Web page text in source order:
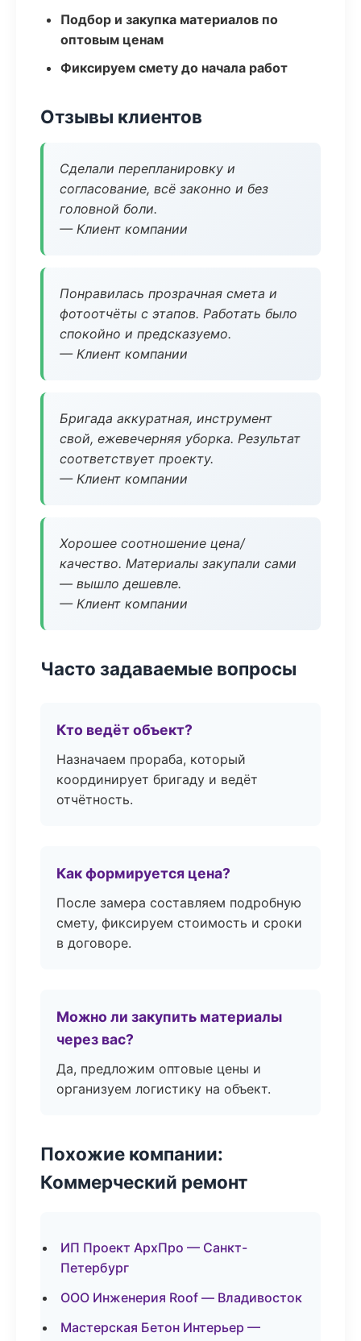
Подбор и закупка материалов по
оптовым ценам
Фиксируем смету до начала работ
Отзывы клиентов
Сделали перепланировку и
согласование, всё законно и без
головной боли.
— Клиент компании
Понравилась прозрачная смета и
фотоотчёты с этапов. Работать было
спокойно и предсказуемо.
— Клиент компании
Бригада аккуратная, инструмент
свой, ежевечерняя уборка. Результат
соответствует проекту.
— Клиент компании
Хорошее соотношение цена/
качество. Материалы закупали сами
— вышло дешевле.
— Клиент компании
Часто задаваемые вопросы
Кто ведёт объект?
Назначаем прораба, который
координирует бригаду и ведёт
отчётность.
Как формируется цена?
После замера составляем подробную
смету, фиксируем стоимость и сроки
в договоре.
Можно ли закупить материалы
через вас?
Да, предложим оптовые цены и
организуем логистику на объект.
Похожие компании:
Коммерческий ремонт
ИП Проект АрхПро — Санкт-
Петербург
ООО Инженерия Roof — Владивосток
Мастерская Бетон Интерьер —